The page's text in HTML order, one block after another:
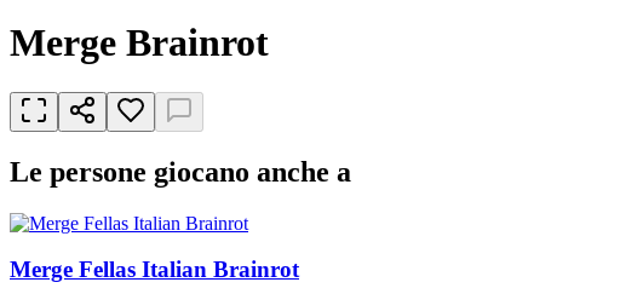
Merge Brainrot
Le persone giocano anche a
Merge Fellas Italian Brainrot